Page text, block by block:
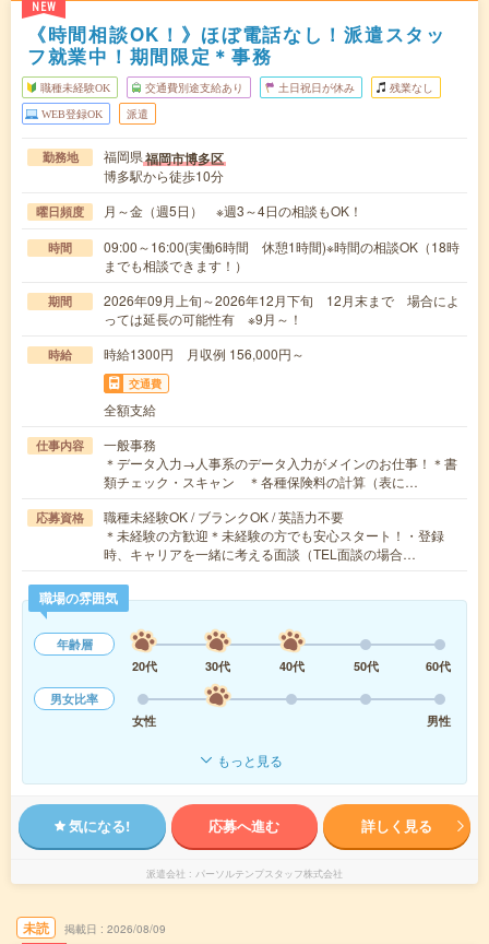
NEW
《時間相談OK！》ほぼ電話なし！派遣スタッ
フ就業中！期間限定＊事務
職種未経験OK 交通費別途支給あり 土日祝日が休み 残業なし
WEB登録OK 派遣
勤務地 福岡県福岡市博多区
博多駅から徒歩10分
曜日頻度 月～金（週5日） ※週3～4日の相談もOK！
時間
09:00～16:00(実働6時間 休憩1時間)※時間の相談OK（18時
までも相談できます！）
期間
2026年09月上旬～2026年12月下旬 12月末まで 場合によ
っては延長の可能性有 ※9月～！
時給 時給1300円 月収例 156,000円～
交通費
全額支給
仕事内容
一般事務
＊データ入力→人事系のデータ入力がメインのお仕事！＊書
類チェック・スキャン ＊各種保険料の計算（表に…
応募資格
職種未経験OK / ブランクOK / 英語力不要
＊未経験の方歓迎＊未経験の方でも安心スタート！・登録
時、キャリアを一緒に考える面談（TEL面談の場合…
職場の雰囲気
年齢層
20代
30代 40代 50代
60代
男女比率
女性
男性
もっと見る
気になる! 応募へ進む 詳しく見る
派遣会社 パーソルテンプスタッフ株式会社
未読 掲載日 2026/08/09